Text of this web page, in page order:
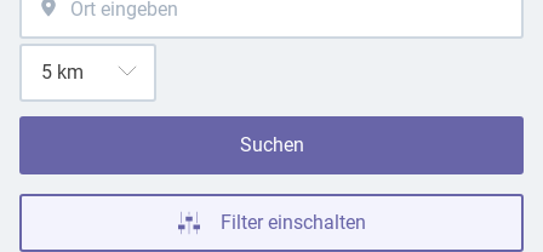
Suchen
Filter einschalten